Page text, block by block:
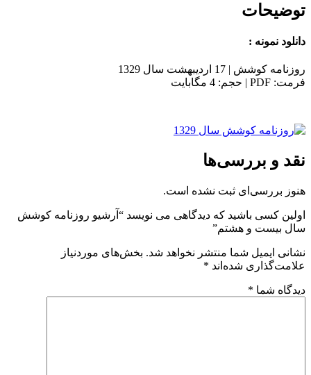
توضیحات
دانلود نمونه :
روزنامه کوشش | 17 اردیبهشت سال 1329
فرمت: PDF | حجم: 4 مگابایت
نقد و بررسی‌ها
هنوز بررسی‌ای ثبت نشده است.
اولین کسی باشید که دیدگاهی می نویسد “آرشیو روزنامه کوشش
سال بیست و هشتم”
نشانی ایمیل شما منتشر نخواهد شد. بخش‌های موردنیاز
علامت‌گذاری شده‌اند *
دیدگاه شما *